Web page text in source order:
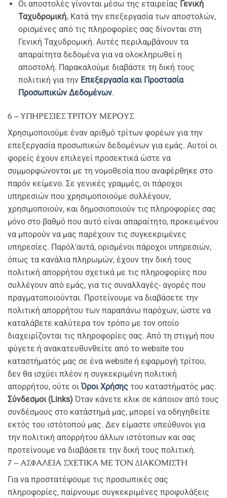
Οι αποστολές γίνονται μέσω της εταιρείας Γενική
Ταχυδρομική. Κατά την επεξεργασία των αποστολών,
ορισμένες από τις πληροφορίες σας δίνονται στη
Γενική Ταχυδρομική. Αυτές περιλαμβάνουν τα
απαραίτητα δεδομένα για να ολοκληρωθεί η
αποστολή. Παρακαλούμε διαβάστε τη δική τους
πολιτική για την Επεξεργασία και Προστασία
Προσωπικών Δεδομένων.
6 – ΥΠΗΡΕΣΙΕΣ ΤΡΙΤΟΥ ΜΕΡΟΥΣ
Χρησιμοποιούμε έναν αριθμό τρίτων φορέων για την
επεξεργασία προσωπικών δεδομένων για εμάς. Αυτοί οι
φορείς έχουν επιλεγεί προσεκτικά ώστε να
συμμορφώνονται με τη νομοθεσία που αναφέρθηκε στο
παρόν κείμενο. Σε γενικές γραμμές, οι πάροχοι
υπηρεσιών που χρησιμοποιούμε συλλέγουν,
χρησιμοποιούν, και δημοσιοποιούν τις πληροφορίες σας
μόνο στο βαθμό που αυτό είναι απαραίτητο, προκειμένου
να μπορούν να μας παρέχουν τις συγκεκριμένες
υπηρεσίες. Παρόλ’αυτά, ορισμένοι πάροχοι υπηρεσιών,
όπως τα κανάλια πληρωμών, έχουν την δική τους
πολιτική απορρήτου σχετικά με τις πληροφορίες που
συλλέγουν από εμάς, για τις συναλλαγές- αγορές που
πραγματοποιούνται. Προτείνουμε να διαβάσετε την
πολιτική απορρήτου των παραπάνω παρόχων, ώστε να
καταλάβετε καλύτερα τον τρόπο με τον οποίο
διαχειρίζονται τις πληροφορίες σας. Από τη στιγμή που
φύγετε ή ανακατευθυνθείτε από το website του
καταστήματός μας σε ένα website ή εφαρμογή τρίτου,
δεν θα ισχύει πλέον η συγκεκριμένη πολιτική
απορρήτου, ούτε οι Όροι Χρήσης του καταστήματός μας.
Σύνδεσμοι (Links) Όταν κάνετε κλικ σε κάποιον από τους
συνδέσμους στο κατάστημά μας, μπορεί να οδηγηθείτε
εκτός του ιστότοπού μας. Δεν είμαστε υπεύθυνοι για
την πολιτική απορρήτου άλλων ιστότοπων και σας
προτείνουμε να διαβάσετε την δική τους πολιτική.
7 – ΑΣΦΑΛΕΙΑ ΣΧΕΤΙΚΑ ΜΕ ΤΟΝ ΔΙΑΚΟΜΙΣΤΗ
Για να προστατέψουμε τις προσωπικές σας
πληροφορίες, παίρνουμε συγκεκριμένες προφυλάξεις